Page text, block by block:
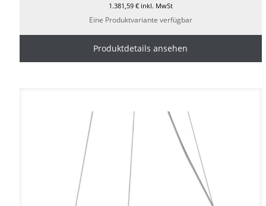
1.381,59 €inkl. MwSt
Eine Produktvariante verfügbar
Produktdetails ansehen